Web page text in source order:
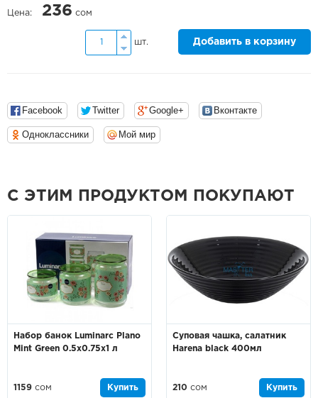
Цена: 236 сом
шт. Добавить в корзину
Facebook Twitter Google+ Вконтакте
Одноклассники Мой мир
С ЭТИМ ПРОДУКТОМ ПОКУПАЮТ
Набор банок Luminarc Plano
Mint Green 0.5x0.75x1 л
1159 сом Купить
Суповая чашка, салатник
Harena black 400мл
210 сом Купить